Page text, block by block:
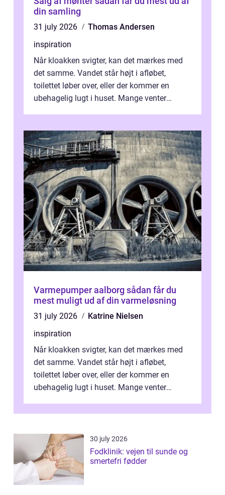
din samling
31 july 2026
Thomas Andersen
inspiration
Når kloakken svigter, kan det mærkes med
det samme. Vandet står højt i afløbet,
toilettet løber over, eller der kommer en
ubehagelig lugt i huset. Mange venter
Varmepumper aalborg sådan får du
mest muligt ud af din varmeløsning
31 july 2026
Katrine Nielsen
inspiration
Når kloakken svigter, kan det mærkes med
det samme. Vandet står højt i afløbet,
toilettet løber over, eller der kommer en
ubehagelig lugt i huset. Mange venter
30 july 2026
Fodklinik: vejen til sunde og
smertefri fødder